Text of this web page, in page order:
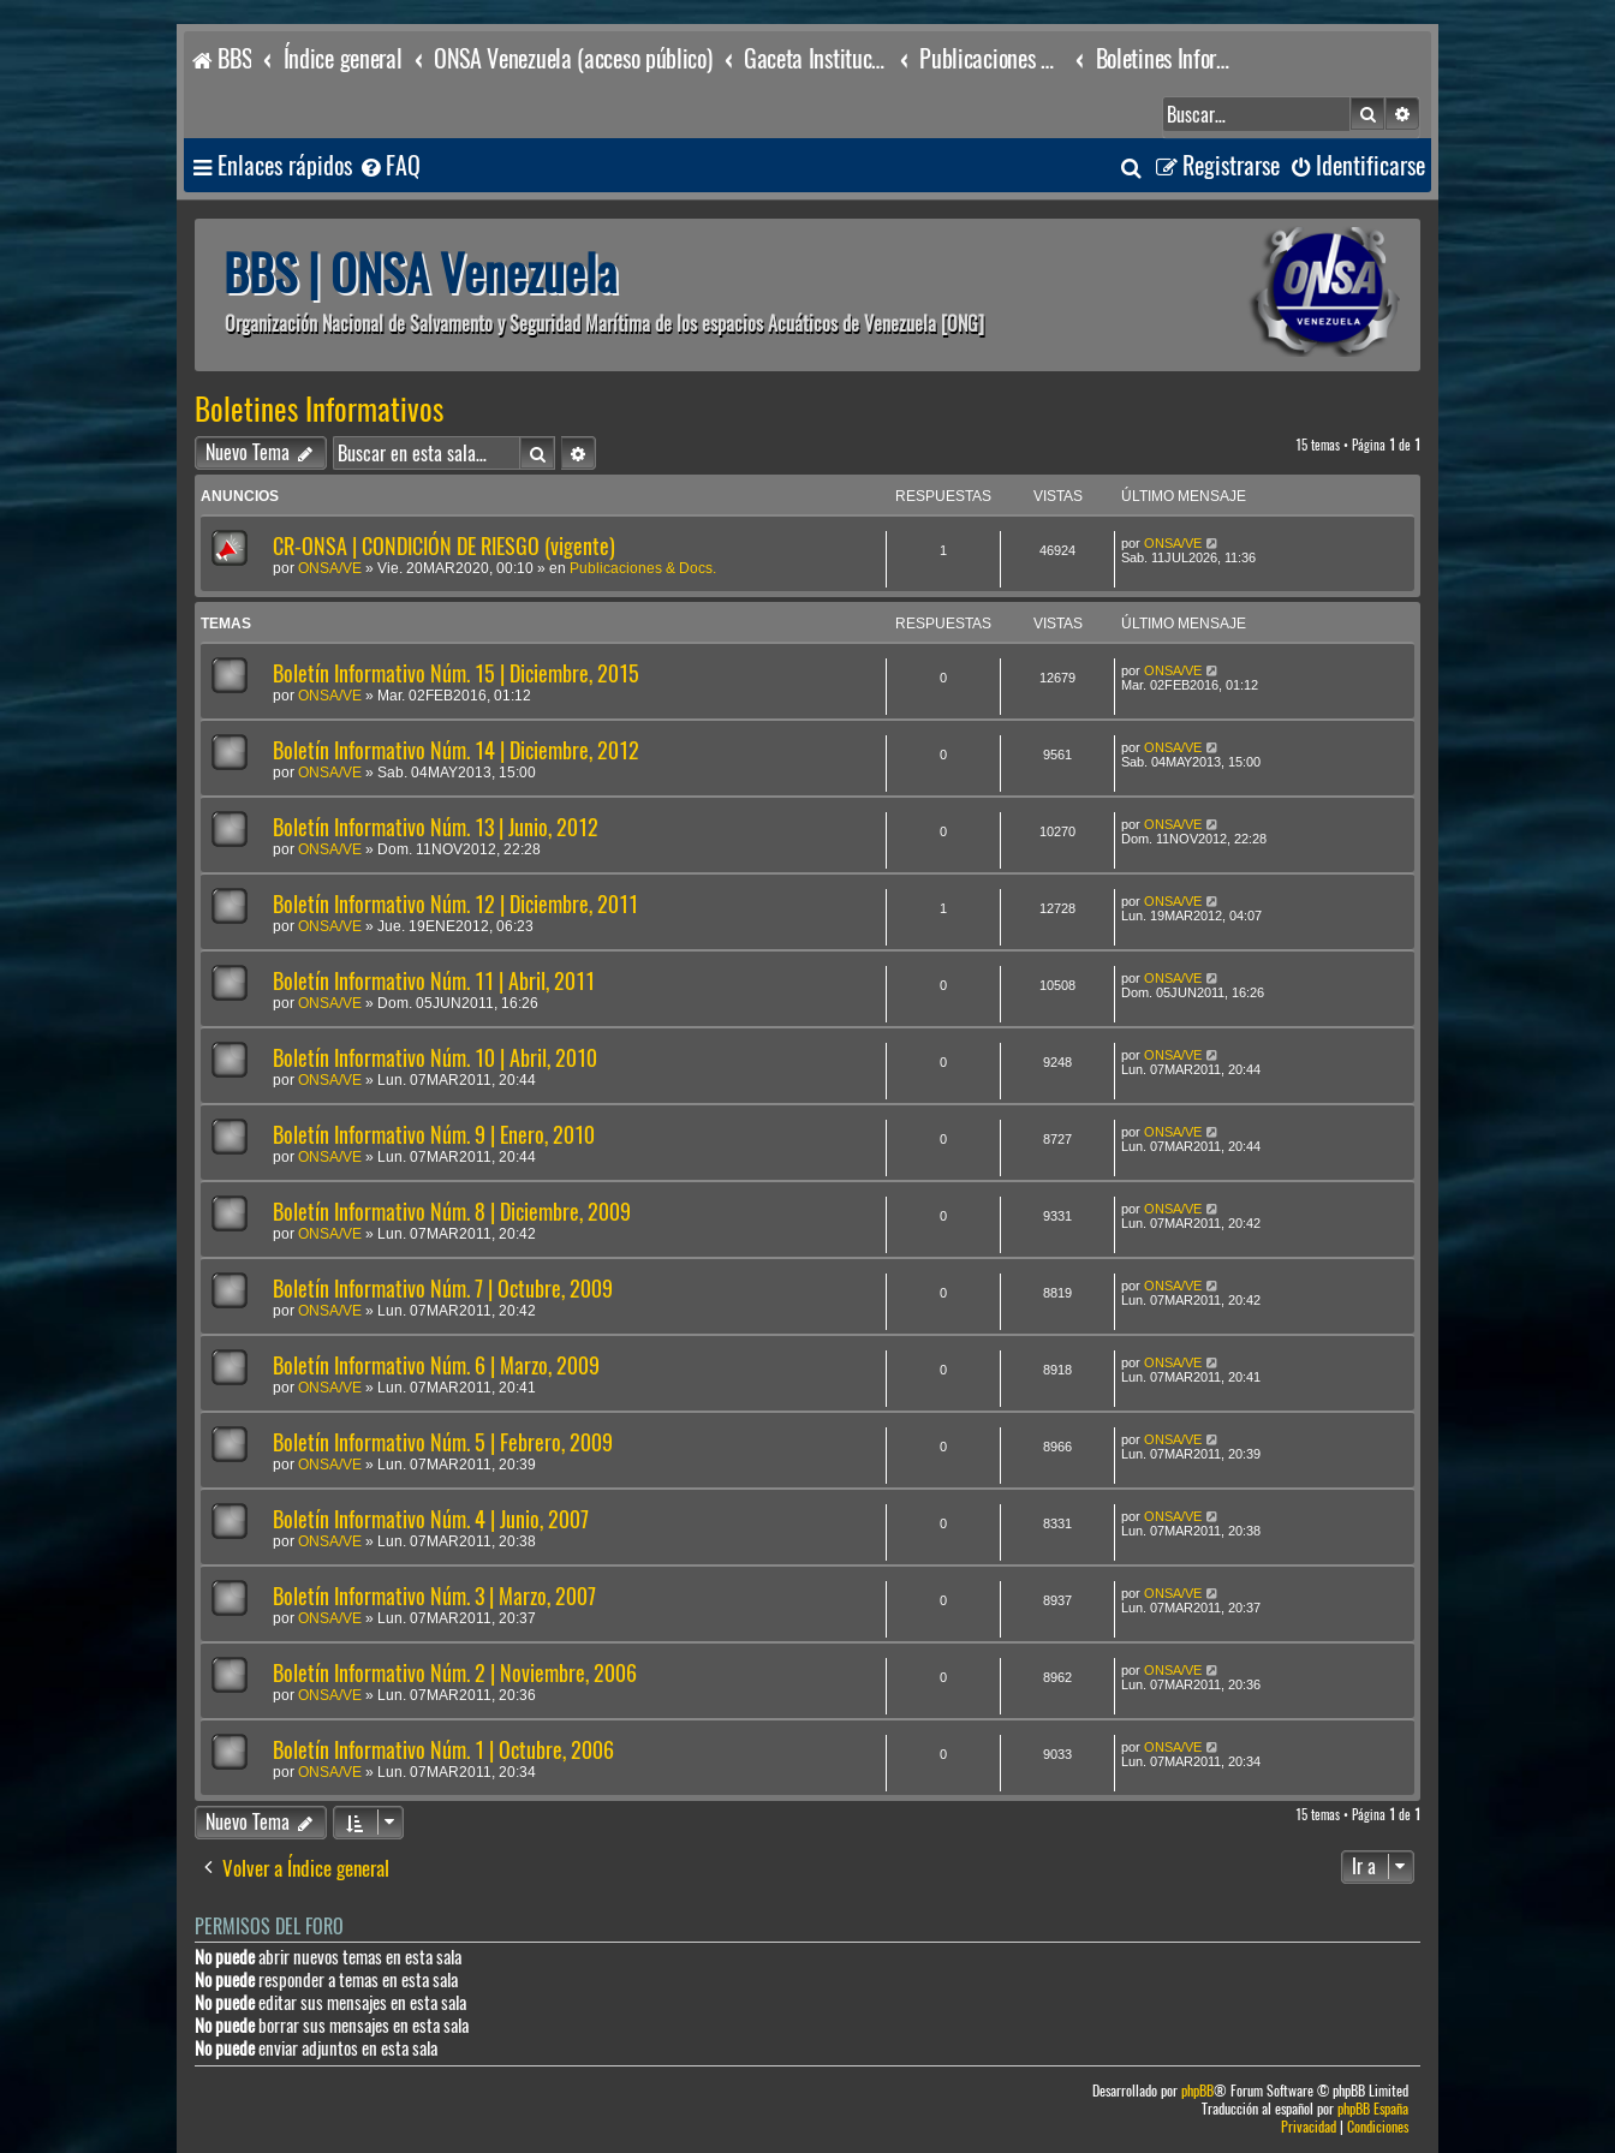
BBS Índice general ONSA Venezuela (acceso público) Gaceta Institucional Publicaciones & Docs. Boletines Informativos
BuscarBúsqueda avanzada
Enlaces rápidos FAQ Identificarse
Registrarse
B
u
a
BBS | ONSA Venezuela
Organización Nacional de Salvamento y Seguridad Marítima de los espacios Acuáticos de Venezuela [ONG]
Boletines Informativos
Nuevo Tema BuscarBúsqueda avanzada 15 temas • Página 1 de 1
ANUNCIOS RESPUESTAS VISTAS ÚLTIMO MENSAJE
CR-ONSA | CONDICIÓN DE RIESGO (vigente)
por ONSA/VE » Vie. 20MAR2020, 00:10 » en Publicaciones & Docs.
1 46924 por ONSA/VE
Sab. 11JUL2026, 11:36
TEMAS RESPUESTAS VISTAS ÚLTIMO MENSAJE
Boletín Informativo Núm. 15 | Diciembre, 2015
por ONSA/VE » Mar. 02FEB2016, 01:12
0 12679 por ONSA/VE
Mar. 02FEB2016, 01:12
Boletín Informativo Núm. 14 | Diciembre, 2012
por ONSA/VE » Sab. 04MAY2013, 15:00
0 9561 por ONSA/VE
Sab. 04MAY2013, 15:00
Boletín Informativo Núm. 13 | Junio, 2012
por ONSA/VE » Dom. 11NOV2012, 22:28
0 10270 por ONSA/VE
Dom. 11NOV2012, 22:28
Boletín Informativo Núm. 12 | Diciembre, 2011
por ONSA/VE » Jue. 19ENE2012, 06:23
1 12728 por ONSA/VE
Lun. 19MAR2012, 04:07
Boletín Informativo Núm. 11 | Abril, 2011
por ONSA/VE » Dom. 05JUN2011, 16:26
0 10508 por ONSA/VE
Dom. 05JUN2011, 16:26
Boletín Informativo Núm. 10 | Abril, 2010
por ONSA/VE » Lun. 07MAR2011, 20:44
0 9248 por ONSA/VE
Lun. 07MAR2011, 20:44
Boletín Informativo Núm. 9 | Enero, 2010
por ONSA/VE » Lun. 07MAR2011, 20:44
0 8727 por ONSA/VE
Lun. 07MAR2011, 20:44
Boletín Informativo Núm. 8 | Diciembre, 2009
por ONSA/VE » Lun. 07MAR2011, 20:42
0 9331 por ONSA/VE
Lun. 07MAR2011, 20:42
Boletín Informativo Núm. 7 | Octubre, 2009
por ONSA/VE » Lun. 07MAR2011, 20:42
0 8819 por ONSA/VE
Lun. 07MAR2011, 20:42
Boletín Informativo Núm. 6 | Marzo, 2009
por ONSA/VE » Lun. 07MAR2011, 20:41
0 8918 por ONSA/VE
Lun. 07MAR2011, 20:41
Boletín Informativo Núm. 5 | Febrero, 2009
por ONSA/VE » Lun. 07MAR2011, 20:39
0 8966 por ONSA/VE
Lun. 07MAR2011, 20:39
Boletín Informativo Núm. 4 | Junio, 2007
por ONSA/VE » Lun. 07MAR2011, 20:38
0 8331 por ONSA/VE
Lun. 07MAR2011, 20:38
Boletín Informativo Núm. 3 | Marzo, 2007
por ONSA/VE » Lun. 07MAR2011, 20:37
0 8937 por ONSA/VE
Lun. 07MAR2011, 20:37
Boletín Informativo Núm. 2 | Noviembre, 2006
por ONSA/VE » Lun. 07MAR2011, 20:36
0 8962 por ONSA/VE
Lun. 07MAR2011, 20:36
Boletín Informativo Núm. 1 | Octubre, 2006
por ONSA/VE » Lun. 07MAR2011, 20:34
0 9033 por ONSA/VE
Lun. 07MAR2011, 20:34
Nuevo Tema 15 temas • Página 1 de 1
Volver a Índice general Ir a
PERMISOS DEL FORO
No puedeabrir nuevos temas en esta sala
No puederesponder a temas en esta sala
No puedeeditar sus mensajes en esta sala
No puedeborrar sus mensajes en esta sala
No puedeenviar adjuntos en esta sala
Desarrollado porphpBB® Forum Software © phpBB Limited
Traducción al español porphpBB España
Privacidad| Condiciones